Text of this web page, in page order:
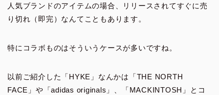
人気ブランドのアイテムの場合、リリースされてすぐに売
り切れ（即完）なんてこともあります。
特にコラボものはそういうケースが多いですね。
以前ご紹介した「HYKE」なんかは「THE NORTH
FACE」や「adidas originals」、「MACKINTOSH」とコ